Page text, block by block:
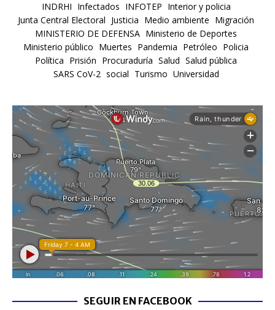
INDRHI Infectados INFOTEP Interior y policia
Junta Central Electoral Justicia Medio ambiente Migración
MINISTERIO DE DEFENSA Ministerio de Deportes
Ministerio público Muertes Pandemia Petróleo Policia
Política Prisión Procuraduría Salud Salud pública
SARS CoV-2 social Turismo Universidad
SEGUIR EN FACEBOOK